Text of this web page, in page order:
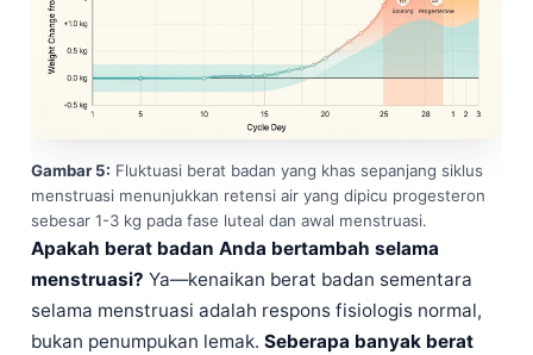
Gambar 5: Fluktuasi berat badan yang khas sepanjang siklus
menstruasi menunjukkan retensi air yang dipicu progesteron
sebesar 1-3 kg pada fase luteal dan awal menstruasi.
Apakah berat badan Anda bertambah selama
menstruasi? Ya—kenaikan berat badan sementara
selama menstruasi adalah respons fisiologis normal,
bukan penumpukan lemak. Seberapa banyak berat
አማርኛ
Українська
Català
Қазақ тілі
Hrvatski
Slovenčina